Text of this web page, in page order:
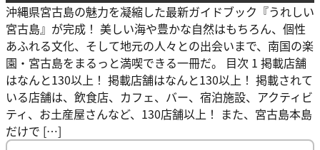
沖縄県宮古島の魅力を凝縮した最新ガイドブック『うれしい
宮古島』が完成！ 美しい海や豊かな自然はもちろん、個性
あふれる文化、そして地元の人々との出会いまで、南国の楽
園・宮古島をまるっと満喫できる一冊だ。 目次 1 掲載店舗
はなんと130以上！ 掲載店舗はなんと130以上！ 掲載されて
いる店舗は、飲食店、カフェ、バー、宿泊施設、アクティビ
ティ、お土産屋さんなど、130店舗以上！ また、宮古島本島
だけで […]